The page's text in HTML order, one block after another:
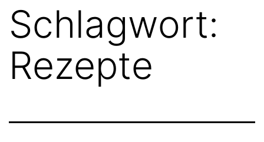
Schlagwort:
Rezepte